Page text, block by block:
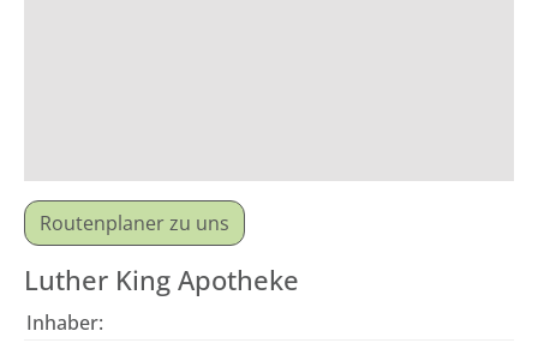
Routenplaner zu uns
Luther King Apotheke
Inhaber: